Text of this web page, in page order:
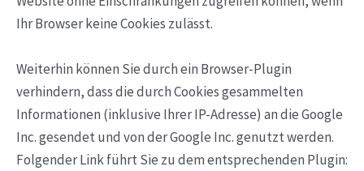
Ihr Browser keine Cookies zulässt.
Weiterhin können Sie durch ein Browser-Plugin
verhindern, dass die durch Cookies gesammelten
Informationen (inklusive Ihrer IP-Adresse) an die Google
Inc. gesendet und von der Google Inc. genutzt werden.
Folgender Link führt Sie zu dem entsprechenden Plugin: